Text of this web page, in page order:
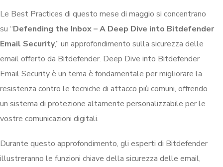
Le Best Practices di questo mese di maggio si concentrano
su “Defending the Inbox – A Deep Dive into Bitdefender
Email Security,” un approfondimento sulla sicurezza delle
email offerto da Bitdefender. Deep Dive into Bitdefender
Email Security è un tema è fondamentale per migliorare la
resistenza contro le tecniche di attacco più comuni, offrendo
un sistema di protezione altamente personalizzabile per le
vostre comunicazioni digitali.
Durante questo approfondimento, gli esperti di Bitdefender
illustreranno le funzioni chiave della sicurezza delle email,